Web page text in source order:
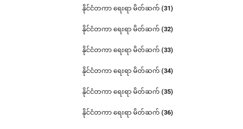
နိုင်ငံတကာ ရေးရာ မိတ်ဆက် (31)
နိုင်ငံတကာ ရေးရာ မိတ်ဆက် (32)
နိုင်ငံတကာ ရေးရာ မိတ်ဆက် (33)
နိုင်ငံတကာ ရေးရာ မိတ်ဆက် (34)
နိုင်ငံတကာ ရေးရာ မိတ်ဆက် (35)
နိုင်ငံတကာ ရေးရာ မိတ်ဆက် (36)